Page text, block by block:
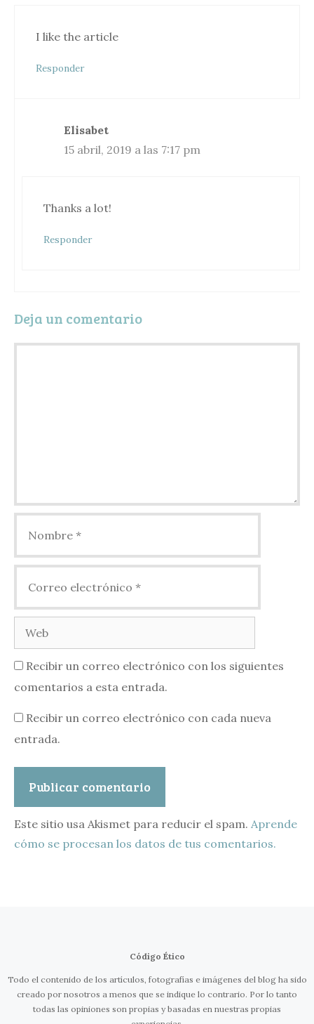
I like the article
Responder
Elisabet
15 abril, 2019 a las 7:17 pm
Thanks a lot!
Responder
Deja un comentario
electrónico
Recibir un correo electrónico con los siguientes
comentarios a esta entrada.
Recibir un correo electrónico con cada nueva
entrada.
Este sitio usa Akismet para reducir el spam. Aprende
cómo se procesan los datos de tus comentarios.
Código Ético
Todo el contenido de los artículos, fotografías e imágenes del blog ha sido
creado por nosotros a menos que se indique lo contrario. Por lo tanto
todas las opiniones son propias y basadas en nuestras propias